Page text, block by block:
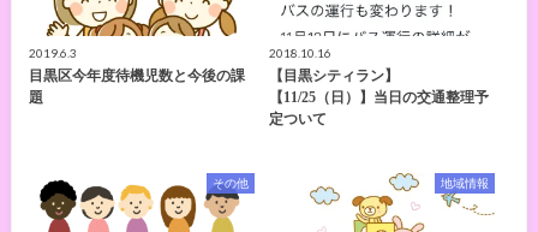
2019.6.3
目黒区今年度待機児数と今後の課
題
2018.10.16
【目黒シティラン】
【11/25（日）】当日の交通整理予
定ついて
その他 地域情報